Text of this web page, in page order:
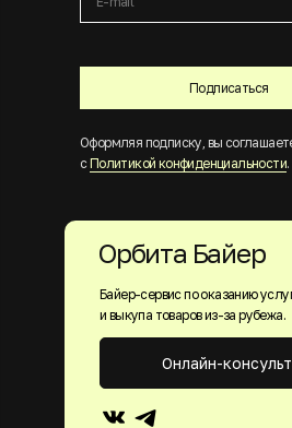
Подписаться
Оформляя подписку, вы
с Политикой конфиденциальности.
Байер-сервис по оказанию
и выкупа товаров из-за рубежа.
Онлайн-
Орбита Байер